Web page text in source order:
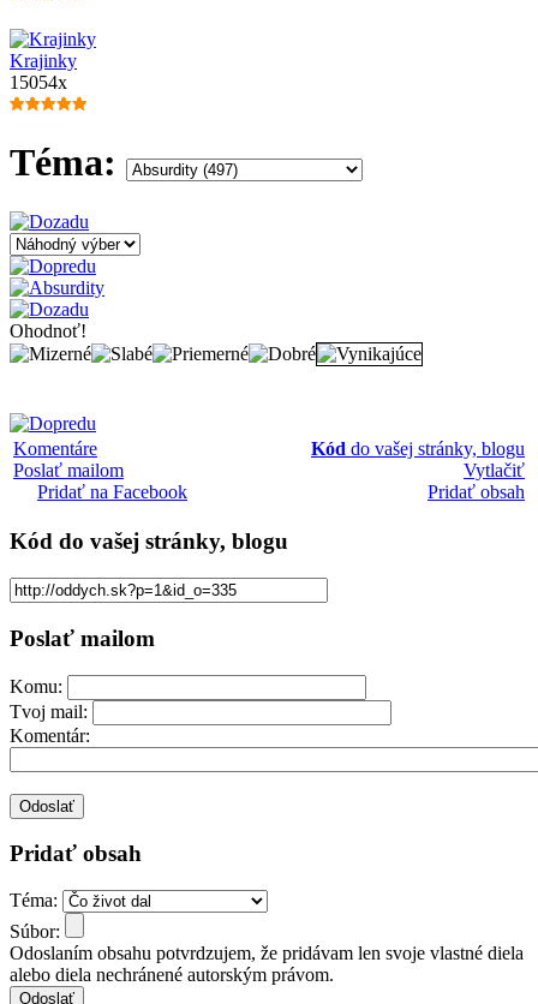
Krajinky
15054x
Téma:
Ohodnoť!
Komentáre
Poslať mailom
Pridať na Facebook
Kód do vašej stránky, blogu
Vytlačiť
Pridať obsah
Kód do vašej stránky, blogu
Poslať mailom
Komu:
Tvoj mail:
Komentár:
Pridať obsah
Téma:
Súbor:
Odoslaním obsahu potvrdzujem, že pridávam len svoje vlastné diela
alebo diela nechránené autorským právom.